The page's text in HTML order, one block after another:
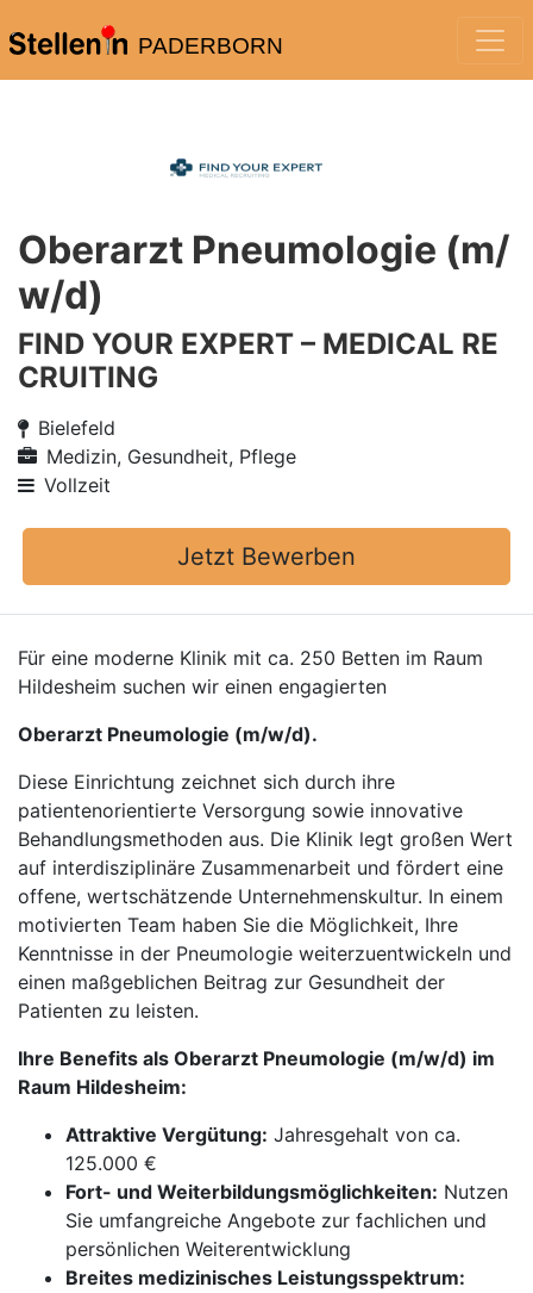
PADERBORN
Oberarzt Pneumologie (m/
w/d)
FIND YOUR EXPERT – MEDICAL RE
CRUITING
Bielefeld
Medizin, Gesundheit, Pflege
Vollzeit
Jetzt Bewerben
Für eine moderne Klinik mit ca. 250 Betten im Raum
Hildesheim suchen wir einen engagierten
Oberarzt Pneumologie (m/w/d).
Diese Einrichtung zeichnet sich durch ihre
patientenorientierte Versorgung sowie innovative
Behandlungsmethoden aus. Die Klinik legt großen Wert
auf interdisziplinäre Zusammenarbeit und fördert eine
offene, wertschätzende Unternehmenskultur. In einem
motivierten Team haben Sie die Möglichkeit, Ihre
Kenntnisse in der Pneumologie weiterzuentwickeln und
einen maßgeblichen Beitrag zur Gesundheit der
Patienten zu leisten.
Ihre Benefits als Oberarzt Pneumologie (m/w/d) im
Raum Hildesheim:
Attraktive Vergütung: Jahresgehalt von ca.
125.000 €
Fort- und Weiterbildungsmöglichkeiten: Nutzen
Sie umfangreiche Angebote zur fachlichen und
persönlichen Weiterentwicklung
Breites medizinisches Leistungsspektrum: